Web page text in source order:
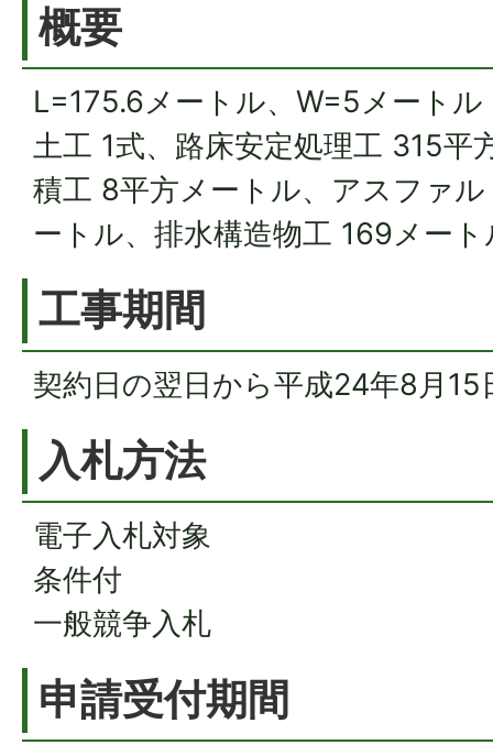
概要
L=175.6メートル、W=5メートル
土工 1式、路床安定処理工 315平
積工 8平方メートル、アスファ
ートル、排水構造物工 169メー
工事期間
契約日の翌日から平成24年8月15
入札方法
電子入札対象
条件付
一般競争入札
申請受付期間